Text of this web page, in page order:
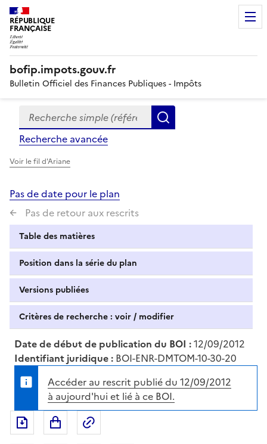
RÉPUBLIQUE
FRANÇAISE
bofip.impots.gouv.fr
Bulletin Officiel des Finances Publiques - Impôts
Formulaire
de
recherche
Recherche simple (références, mots clés, partie du
Recherche avancée
Voir le fil d'Ariane
Pas de date pour le plan
Pas de retour aux rescrits
Table des matières
Position dans la série du plan
Versions publiées
Critères de recherche : voir / modifier
Date de début de publication du BOI :12/09/2012
Identifiant juridique : BOI-ENR-DMTOM-10-30-20
Accéder au rescrit publié du 12/09/2012
à aujourd'hui et lié à ce BOI.
Exporter le document au format pdf